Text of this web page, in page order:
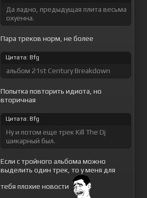
Да ладно, предыдущая плита весьма
охуенна.
Пара треков норм, не более
Цитата: Bfg
альбом 21st Century Breakdown
Попытка повторить идиота, но
вторичная
Цитата: Bfg
Ну и потом еще трек Kill The Dj
шикарный был.
Если с тройного альбома можно
выделить один трек, то у меня для
тебя плохие новости